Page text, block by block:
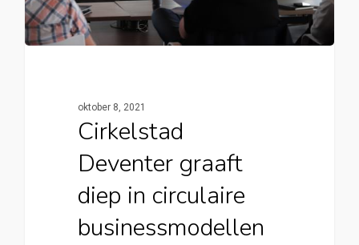
oktober 8, 2021
Cirkelstad
Deventer graaft
diep in circulaire
businessmodellen